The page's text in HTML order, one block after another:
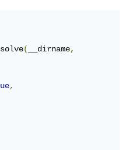
( __dirname,
,